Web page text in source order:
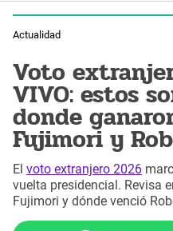
Actualidad
Voto
VIVO: estos
donde
Fujimori y
El voto extranjero 2026
vuelta presidencial. Revisa
Fujimori y dónde venció